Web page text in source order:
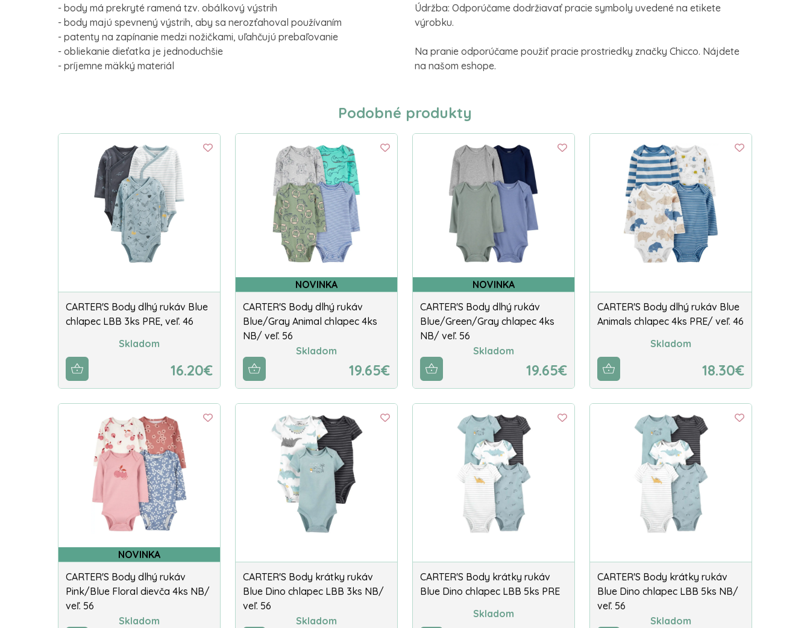
- body má prekryté ramená tzv. obálkový výstrih
- body majú spevnený výstrih, aby sa nerozťahoval používaním
- patenty na zapínanie medzi nožičkami, uľahčujú prebaľovanie
- obliekanie dieťatka je jednoduchšie
- príjemne mäkký materiál
Údržba: Odporúčame dodržiavať pracie symboly uvedené na etikete
výrobku.
Na pranie odporúčame použiť pracie prostriedky značky Chicco. Nájdete
na našom eshope.
Podobné produkty
CARTER'S Body dlhý rukáv Blue
chlapec LBB 3ks PRE, veľ. 46
Skladom
16.20€
NOVINKA
CARTER'S Body dlhý rukáv
Blue/Gray Animal chlapec 4ks
NB/ veľ. 56
Skladom
19.65€
NOVINKA
CARTER'S Body dlhý rukáv
Blue/Green/Gray chlapec 4ks
NB/ veľ. 56
Skladom
19.65€
CARTER'S Body dlhý rukáv Blue
Animals chlapec 4ks PRE/ veľ. 46
Skladom
18.30€
NOVINKA
CARTER'S Body dlhý rukáv
Pink/Blue Floral dievča 4ks NB/
veľ. 56
Skladom
CARTER'S Body krátky rukáv
Blue Dino chlapec LBB 3ks NB/
veľ. 56
Skladom
CARTER'S Body krátky rukáv
Blue Dino chlapec LBB 5ks PRE
Skladom
CARTER'S Body krátky rukáv
Blue Dino chlapec LBB 5ks NB/
veľ. 56
Skladom